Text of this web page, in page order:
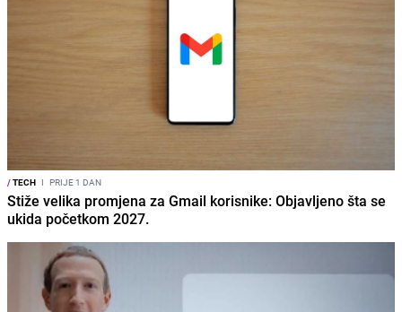
/TECH I PRIJE 1 DAN
Stiže velika promjena za Gmail korisnike: Objavljeno šta se
ukida početkom 2027.